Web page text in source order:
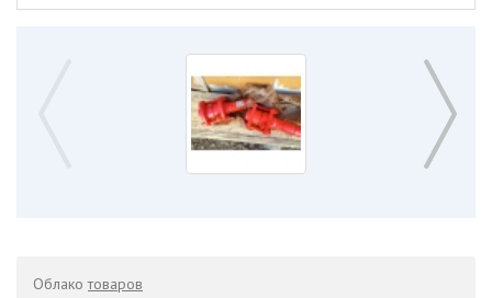
Облакотоваров